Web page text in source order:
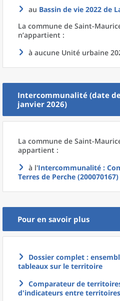
au Bassin de vie 2022 de
La commune de Saint-
n’appartient :
à aucune Unité urbaine
Intercommunalité (date
janvier 2026)
La commune de Saint-
appartient :
à l'Intercommunalité :
Terres de Perche (200070167)
Pour en savoir plus
Dossier complet :
tableaux sur le territoire
Comparateur de
d'indicateurs entre territoires